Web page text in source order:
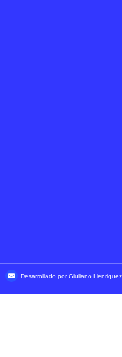
Desarrollado por Giuliano Henriquez